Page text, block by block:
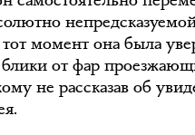
момент она была
от фар
не рассказав об